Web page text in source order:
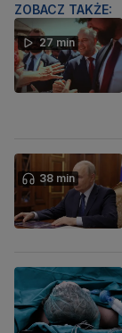
ZOBACZ TAKŻE:
27 min
38 min